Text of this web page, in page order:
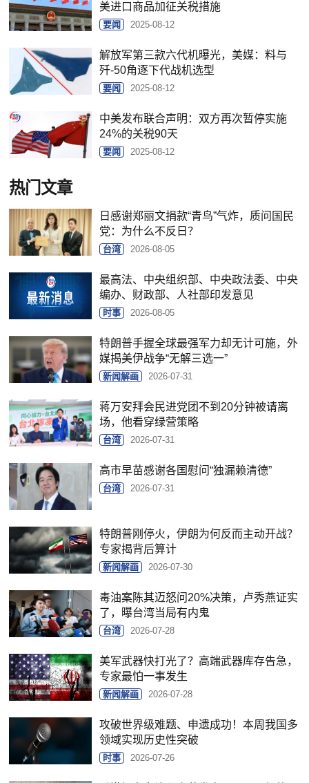
美进口商品加征关税措施
要闻 2025-08-12
解放军第三款六代机曝光，美媒：料与
歼-50角逐下代战机选型
要闻 2025-08-12
中美发布联合声明：双方再次暂停实施
24%的关税90天
要闻 2025-08-12
热门文章
日感谢郑丽文捐款“青鸟”气炸，质问国民
党：为什么不反日？
台湾 2026-08-05
最高法、中央组织部、中央政法委、中央
编办、财政部、人社部印发意见
时事 2026-08-05
特朗普手握全球最强军力却无计可施，外
媒揭美伊战争“无解三选一”
新闻解画 2026-07-31
蒋万安拜会民进党团不到20分钟被请离
场，他看穿绿营策略
台湾 2026-07-31
高市早苗感谢各国慰问“独漏赖清德”
台湾 2026-07-31
特朗普刚停火，伊朗为何反而主动开战？
专家揭背后算计
新闻解画 2026-07-30
毒油案陈其迈怒问20%决策，卢秀燕证实
了，曝台湾当局有内鬼
台湾 2026-07-28
美军武器快打光了？高端武器库存告急，
专家最怕一事发生
新闻解画 2026-07-28
攻破世界级难题、申遗成功！本周我国多
领域实现历史性突破
时事 2026-07-26